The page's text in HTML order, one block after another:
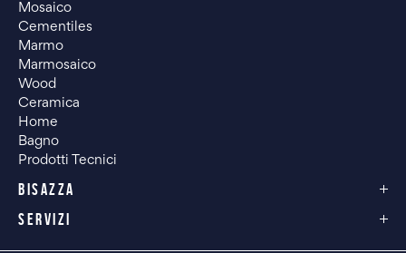
Mosaico
Cementiles
Marmo
Marmosaico
Wood
Ceramica
Home
Bagno
Prodotti Tecnici
BISAZZA
SERVIZI